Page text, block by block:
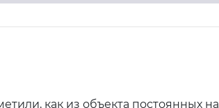
как из объекта постоянных